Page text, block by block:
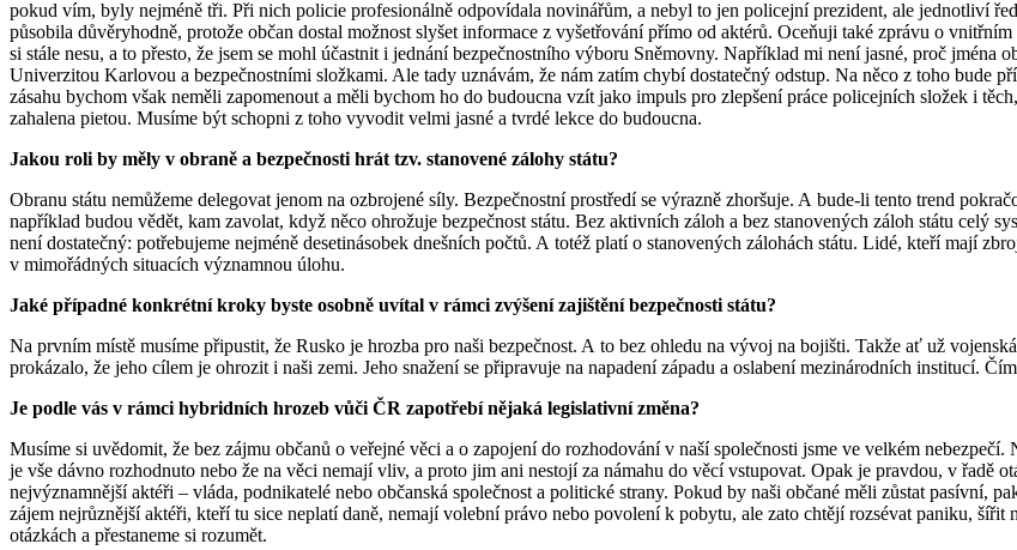
pokud vím, byly nejméně tři. Při nich policie profesionálně odpovídala novinářům, a nebyl to jen policejní prezident, ale jednotliví
působila důvěryhodně, protože občan dostal možnost slyšet informace z vyšetřování přímo od aktérů. Oceňuji také zprávu o
si stále nesu, a to přesto, že jsem se mohl účastnit i jednání bezpečnostního výboru Sněmovny. Například mi není jasné, proč jména
Univerzitou Karlovou a bezpečnostními složkami. Ale tady uznávám, že nám zatím chybí dostatečný odstup. Na něco z toho bude
zásahu bychom však neměli zapomenout a měli bychom ho do budoucna vzít jako impuls pro zlepšení práce policejních složek i
zahalena pietou. Musíme být schopni z toho vyvodit velmi jasné a tvrdé lekce do budoucna.
Jakou roli by měly v obraně a bezpečnosti hrát tzv. stanovené zálohy státu?
Obranu státu nemůžeme delegovat jenom na ozbrojené síly. Bezpečnostní prostředí se výrazně zhoršuje. A bude-li tento trend
například budou vědět, kam zavolat, když něco ohrožuje bezpečnost státu. Bez aktivních záloh a bez stanovených záloh státu celý
není dostatečný: potřebujeme nejméně desetinásobek dnešních počtů. A totéž platí o stanovených zálohách státu. Lidé, kteří mají
v mimořádných situacích významnou úlohu.
Jaké případné konkrétní kroky byste osobně uvítal v rámci zvýšení zajištění bezpečnosti státu?
Na prvním místě musíme připustit, že Rusko je hrozba pro naši bezpečnost. A to bez ohledu na vývoj na bojišti. Takže ať už
prokázalo, že jeho cílem je ohrozit i naši zemi. Jeho snažení se připravuje na napadení západu a oslabení mezinárodních institucí.
Je podle vás v rámci hybridních hrozeb vůči ČR zapotřebí nějaká legislativní změna?
Musíme si uvědomit, že bez zájmu občanů o veřejné věci a o zapojení do rozhodování v naší společnosti jsme ve velkém
je vše dávno rozhodnuto nebo že na věci nemají vliv, a proto jim ani nestojí za námahu do věcí vstupovat. Opak je pravdou, v řadě
nejvýznamnější aktéři – vláda, podnikatelé nebo občanská společnost a politické strany. Pokud by naši občané měli zůstat pasívní,
zájem nejrůznější aktéři, kteří tu sice neplatí daně, nemají volební právo nebo povolení k pobytu, ale zato chtějí rozsévat paniku, šířit
otázkách a přestaneme si rozumět.